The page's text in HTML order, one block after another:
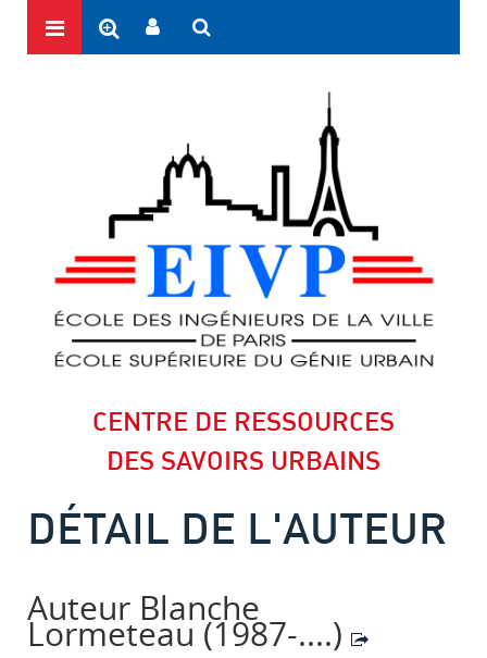
CENTRE DE RESSOURCES
DES SAVOIRS URBAINS
DÉTAIL DE L'AUTEUR
Auteur Blanche
Lormeteau (1987-....)